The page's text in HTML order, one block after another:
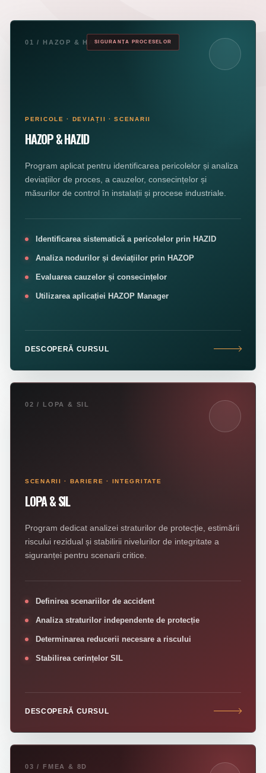
SIGURANȚA PROCESELOR
01 / HAZOP & HAZID
PERICOLE · DEVIAȚII · SCENARII
HAZOP & HAZID
Program aplicat pentru identificarea pericolelor și analiza
deviațiilor de proces, a cauzelor, consecințelor și
măsurilor de control în instalații și procese industriale.
Identificarea sistematică a pericolelor prin HAZID
Analiza nodurilor și deviațiilor prin HAZOP
Evaluarea cauzelor și consecințelor
Utilizarea aplicației HAZOP Manager
DESCOPERĂ CURSUL
02 / LOPA & SIL
SCENARII · BARIERE · INTEGRITATE
LOPA & SIL
Program dedicat analizei straturilor de protecție, estimării
riscului rezidual și stabilirii nivelurilor de integritate a
siguranței pentru scenarii critice.
Definirea scenariilor de accident
Analiza straturilor independente de protecție
Determinarea reducerii necesare a riscului
Stabilirea cerințelor SIL
DESCOPERĂ CURSUL
03 / FMEA & 8D